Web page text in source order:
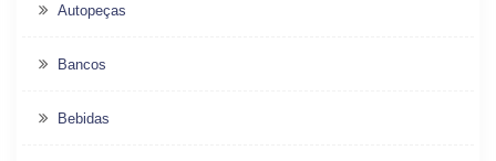
Autopeças
Bancos
Bebidas